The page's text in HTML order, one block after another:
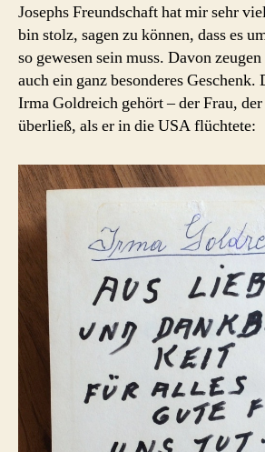
Josephs Freundschaft hat mir sehr
bin stolz, sagen zu können, dass es
so gewesen sein muss. Davon
auch ein ganz besonderes Geschenk.
Irma Goldreich gehört – der Frau,
überließ, als er in die USA flüchtete: